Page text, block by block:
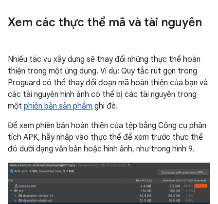
Xem các thực thể mã và tài nguyên
Nhiều tác vụ xây dựng sẽ thay đổi những thực thể hoàn
thiện trong một ứng dụng. Ví dụ: Quy tắc rút gọn trong
Proguard có thể thay đổi đoạn mã hoàn thiện của bạn và
các tài nguyên hình ảnh có thể bị các tài nguyên trong
một phiên bản sản phẩm ghi đè.
Để xem phiên bản hoàn thiện của tệp bằng Công cụ phân
tích APK, hãy nhấp vào thực thể để xem trước thực thể
đó dưới dạng văn bản hoặc hình ảnh, như trong hình 9.